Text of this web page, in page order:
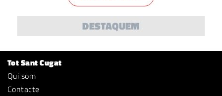
DESTAQUEM
Tot Sant Cugat
Qui som
Contacte